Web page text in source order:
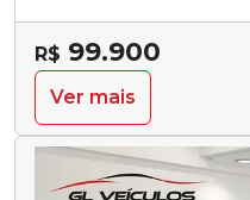
R$ 99.900
Ver mais